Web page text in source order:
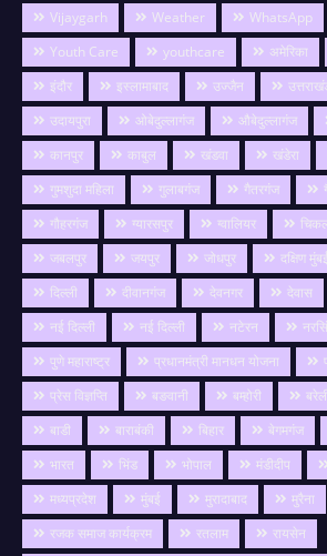
Vijaygarh
Weather WhatsApp
Youth Care
youthcare अमेरिका
इंदौर
इस्लामाबाद उज्जैन
उदायपुरा
ओबेदुल्लागंज औबेदुल्लागंज
कानपुर
काबुल खंडवा खंडेरा
गुमशुदा महिला
गुलाबगंज गैतरगंज
गौहरगंज
ग्यारसपुर ग्वालियर
जबलपुर
जयपुर जोधपुर दक्षिण मुंबई
दिल्ली
दीवानगंज देवनगर देवास
नई दिल्ली
नई दिल्ली नटेरन
पुणे महाराष्ट्र
प्रधानमंत्री मानधन योजना
प्रेस विज्ञप्ति
बङवानी बम्होरी
बाडी
बाराबंकी बिहार बेगमगंज
भारत
भिंड भोपाल मंडीदीप
मध्यप्रदेश
मुंबई मुरादाबाद मुरैना
रजक समाज कार्यक्रम
रतलाम
रायसेन